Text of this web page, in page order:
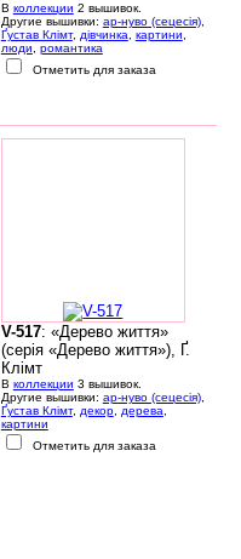
В коллекции 2 вышивок.
Другие вышивки: ар-нуво (сецесія),
Ґустав Клімт, дівчинка, картини,
люди, романтика
Отметить для заказа
V-517: «Дерево життя»
(серія «Дерево життя»), Ґ.
Клімт
В коллекции 3 вышивок.
Другие вышивки: ар-нуво (сецесія),
Ґустав Клімт, декор, дерева,
картини
Отметить для заказа